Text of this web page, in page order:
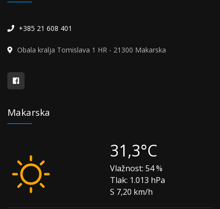
+385 21 608 401
Obala kralja Tomislava 1 HR - 21300 Makarska
Makarska
31,3°C
Vlažnost: 54 %
Tlak: 1.013 hPa
S 7,20 km/h